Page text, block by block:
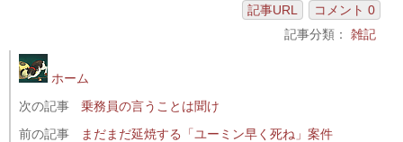
記事URL
コメント 0
記事分類： 雑記
ホーム
次の記事
乗務員の言うことは聞け
前の記事
まだまだ延焼する「ユーミン早く死ね」案件